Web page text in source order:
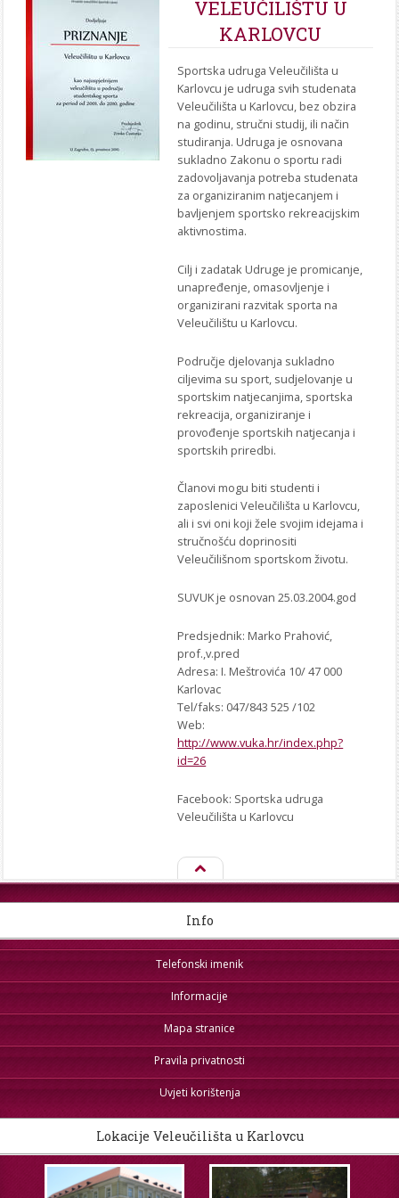
STROJARSTVO
VELEUČILIŠTU U
KARLOVCU
Sportska udruga Veleučilišta u
Karlovcu je udruga svih studenata
Veleučilišta u Karlovcu, bez obzira
na godinu, stručni studij, ili način
studiranja. Udruga je osnovana
sukladno Zakonu o sportu radi
zadovoljavanja potreba studenata
za organiziranim natjecanjem i
bavljenjem sportsko rekreacijskim
aktivnostima.
Cilj i zadatak Udruge je promicanje,
unapređenje, omasovljenje i
organizirani razvitak sporta na
Veleučilištu u Karlovcu.
Područje djelovanja sukladno
ciljevima su sport, sudjelovanje u
sportskim natjecanjima, sportska
rekreacija, organiziranje i
provođenje sportskih natjecanja i
sportskih priredbi.
Članovi mogu biti studenti i
zaposlenici Veleučilišta u Karlovcu,
ali i svi oni koji žele svojim idejama i
stručnošću doprinositi
Veleučilišnom sportskom životu.
SUVUK je osnovan 25.03.2004.god
Predsjednik: Marko Prahović,
prof.,v.pred
Adresa: I. Meštrovića 10/ 47 000
Karlovac
Tel/faks: 047/843 525 /102
Web:
http://www.vuka.hr/index.php?
id=26
Facebook: Sportska udruga
Veleučilišta u Karlovcu
Info
Telefonski imenik
Informacije
Mapa stranice
Pravila privatnosti
Uvjeti korištenja
Lokacije Veleučilišta u Karlovcu